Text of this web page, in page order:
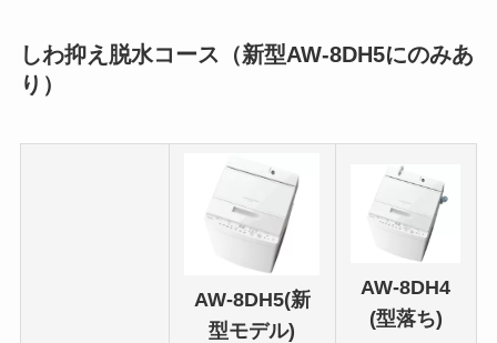
しわ抑え脱水コース（新型AW-8DH5にのみあ
り）
AW-8DH5(新
型モデル)
AW-8DH4
(型落ち)